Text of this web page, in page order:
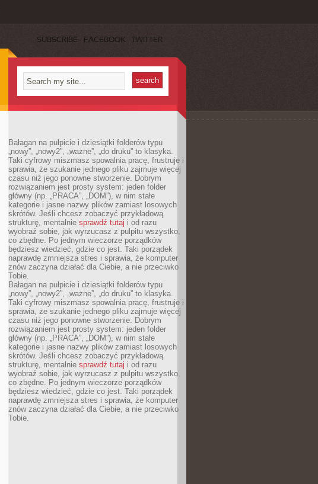
SUBSCRIBE FACEBOOK TWITTER
Bałagan na pulpicie i dziesiątki folderów typu
„nowy”, „nowy2”, „ważne”, „do druku” to klasyka.
Taki cyfrowy miszmasz spowalnia pracę, frustruje i
sprawia, że szukanie jednego pliku zajmuje więcej
czasu niż jego ponowne stworzenie. Dobrym
rozwiązaniem jest prosty system: jeden folder
główny (np. „PRACA”, „DOM”), w nim stałe
kategorie i jasne nazwy plików zamiast losowych
skrótów. Jeśli chcesz zobaczyć przykładową
strukturę, mentalnie sprawdź tutaj i od razu
wyobraź sobie, jak wyrzucasz z pulpitu wszystko,
co zbędne. Po jednym wieczorze porządków
będziesz wiedzieć, gdzie co jest. Taki porządek
naprawdę zmniejsza stres i sprawia, że komputer
znów zaczyna działać dla Ciebie, a nie przeciwko
Tobie.
Bałagan na pulpicie i dziesiątki folderów typu
„nowy”, „nowy2”, „ważne”, „do druku” to klasyka.
Taki cyfrowy miszmasz spowalnia pracę, frustruje i
sprawia, że szukanie jednego pliku zajmuje więcej
czasu niż jego ponowne stworzenie. Dobrym
rozwiązaniem jest prosty system: jeden folder
główny (np. „PRACA”, „DOM”), w nim stałe
kategorie i jasne nazwy plików zamiast losowych
skrótów. Jeśli chcesz zobaczyć przykładową
strukturę, mentalnie sprawdź tutaj i od razu
wyobraź sobie, jak wyrzucasz z pulpitu wszystko,
co zbędne. Po jednym wieczorze porządków
będziesz wiedzieć, gdzie co jest. Taki porządek
naprawdę zmniejsza stres i sprawia, że komputer
znów zaczyna działać dla Ciebie, a nie przeciwko
Tobie.